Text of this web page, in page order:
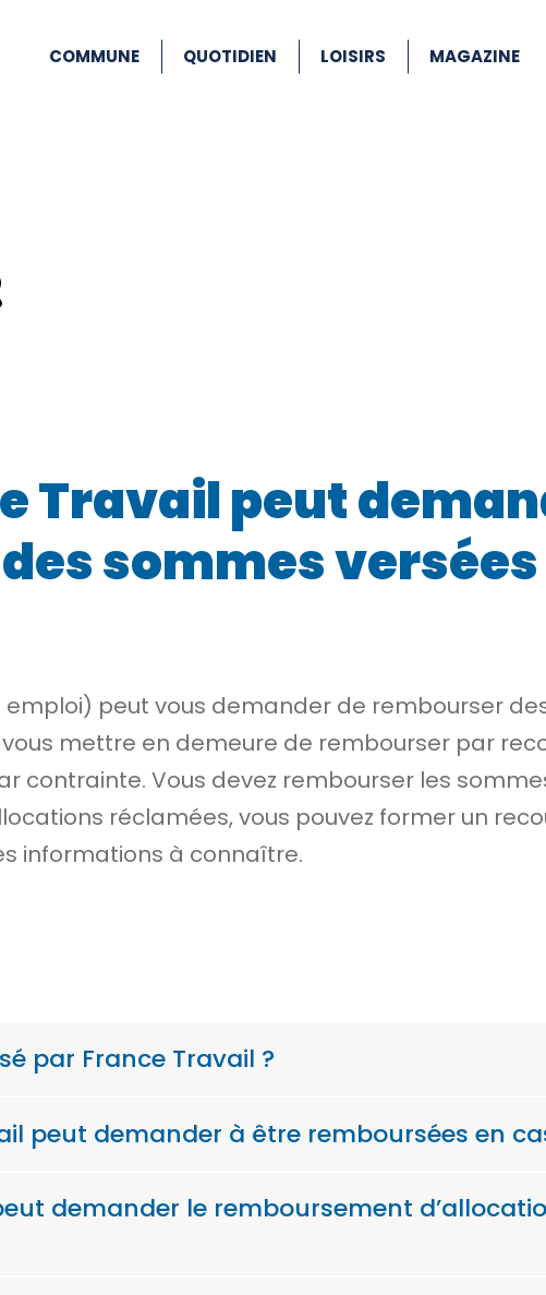
COMMUNE QUOTIDIEN LOISIRS MAGAZINE
Travail peut
sommes
peut vous demander de rembourser
mettre en demeure de rembourser par
contrainte. Vous devez rembourser les
réclamées, vous pouvez former un
informations à connaître.
par France Travail ?
peut demander à être remboursées en
demander le remboursement